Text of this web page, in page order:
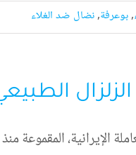
,بوعرفة,نضال ضد الغلاء
الإيرانية، المقموعة